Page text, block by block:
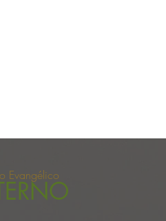
Evangélico